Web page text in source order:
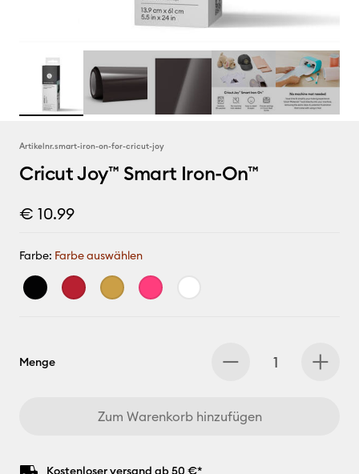
Artikelnr.smart-iron-on-for-cricut-joy
Cricut Joy™ Smart Iron-On™
€ 10.99
Farbe: Farbe auswählen
Menge
Zum Warenkorb hinzufügen
Kostenloser versand ab 50 €*